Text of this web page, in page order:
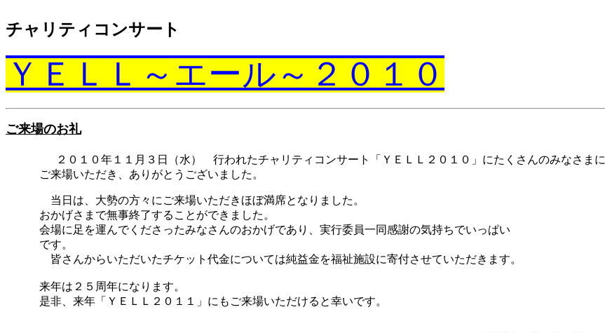
チャリティコンサート
ＹＥＬＬ～エール～２０１０
ご来場のお礼
２０１０年１１月３日（水） 行われたチャリティコンサート「ＹＥＬＬ２０１０」にたくさんのみなさまに
ご来場いただき、 ありがとうございました。
当日は、大勢の方々にご来場いただきほぼ満席となりました。
おかげさまで無事終了することができました。
会場に足を運んでくださったみなさんのおかげであり、実行委員一同感謝の気持ちでいっぱい
です。
皆さんからいただいたチケット代金については純益金を福祉施設に寄付させていただきます。
来年は２５周年になります。
是非、来年「ＹＥＬＬ２０１１」にもご来場いただけると幸いです。